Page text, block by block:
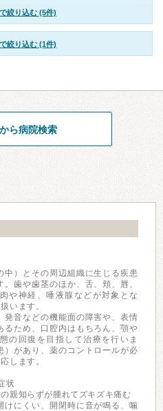
絞り込む (5件)
絞り込む (1件)
ら病院検索
）とその周辺組織に生じる疾患
歯や歯茎のほか、舌、頬、唇、
や神経、唾液腺などが対象とな
います。
発音などの機能面の障害や、表情
ため、口腔内はもちろん、顎や
の回復を目指して治療を行いま
があり、薬のコントロールが必
します。
状
親知らずが腫れてズキズキ痛む
けにくい、開閉時に音が鳴る、噛